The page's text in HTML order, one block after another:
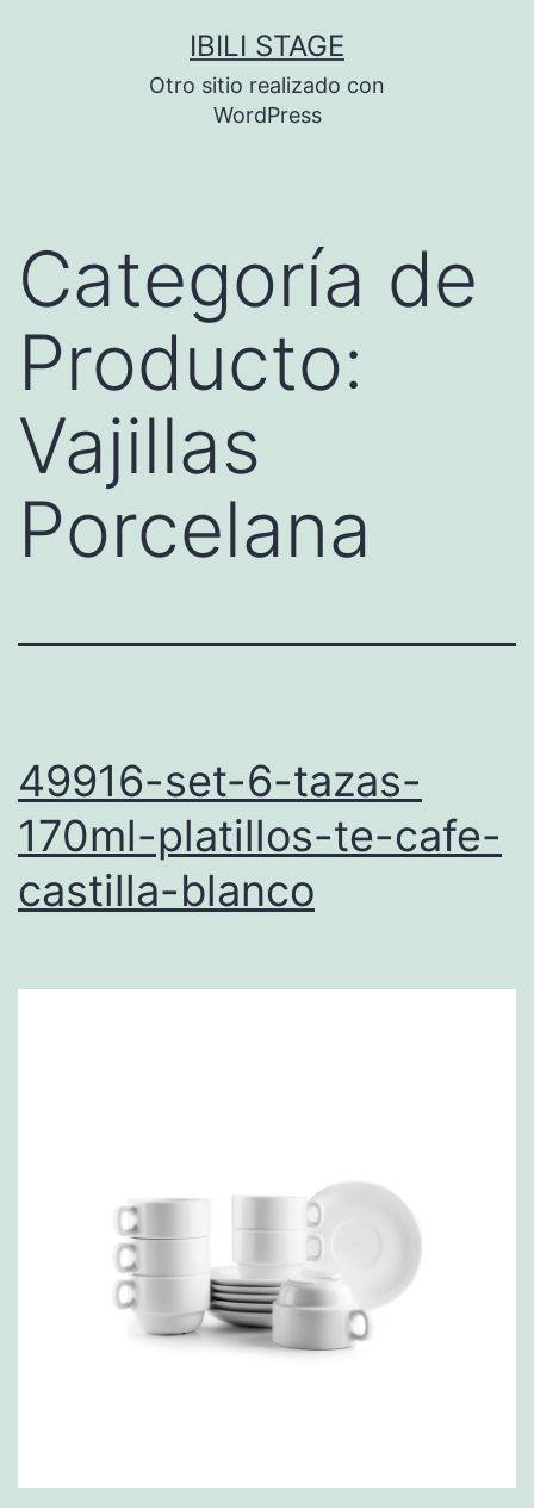
IBILI STAGE
Otro sitio realizado con
WordPress
Categoría de
Producto:
Vajillas
Porcelana
49916-set-6-tazas-
170ml-platillos-te-cafe-
castilla-blanco